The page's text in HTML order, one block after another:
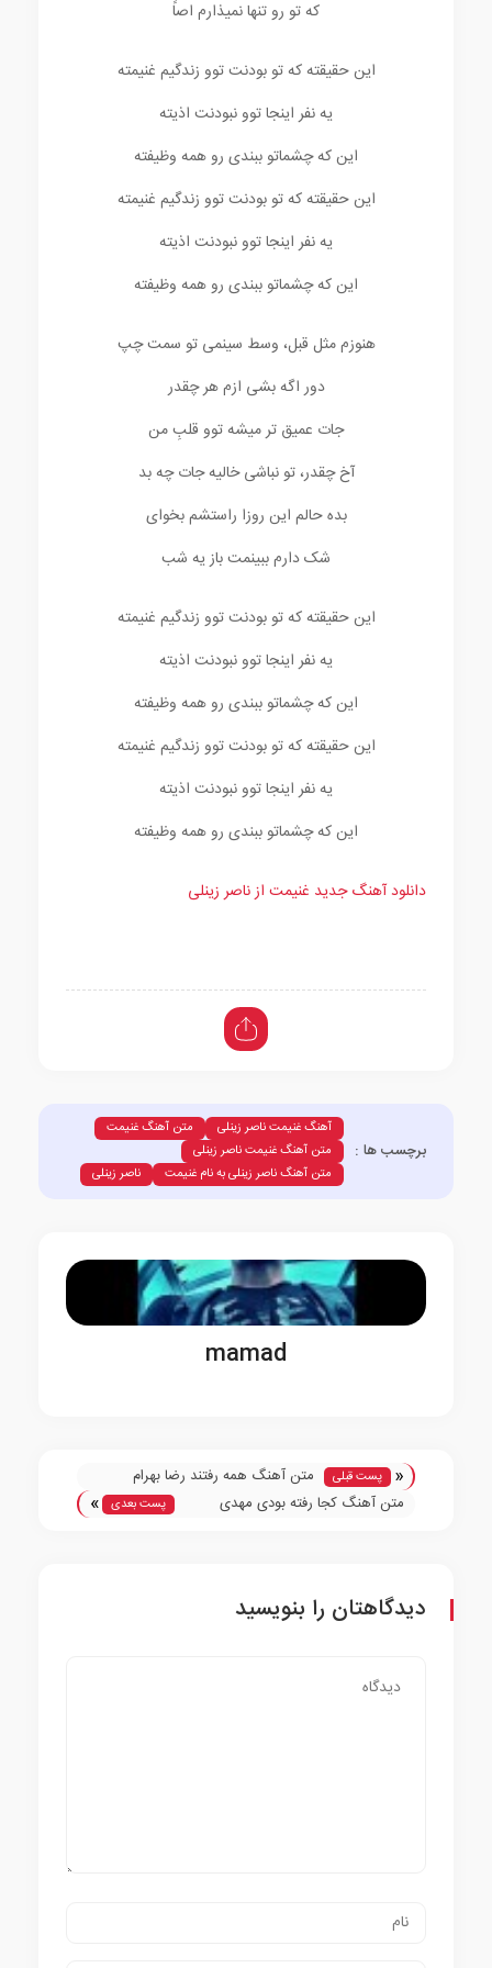
که تو رو تنها نمیذارم اصاً
این حقیقته که تو بودنت توو زندگیم غنیمته
یه نفر اینجا توو نبودنت اذیته
این که چشماتو ببندی رو همه وظیفته
این حقیقته که تو بودنت توو زندگیم غنیمته
یه نفر اینجا توو نبودنت اذیته
این که چشماتو ببندی رو همه وظیفته
هنوزم مثل قبل، وسط سینمی تو سمت چپ
دور اگه بشی ازم هر چقدر
جات عمیق تر میشه توو قلبِ من
آخ چقدر، تو نباشی خالیه جات چه بد
بده حالم این روزا راستشم بخوای
شک دارم ببینمت باز یه شب
این حقیقته که تو بودنت توو زندگیم غنیمته
یه نفر اینجا توو نبودنت اذیته
این که چشماتو ببندی رو همه وظیفته
این حقیقته که تو بودنت توو زندگیم غنیمته
یه نفر اینجا توو نبودنت اذیته
این که چشماتو ببندی رو همه وظیفته
دانلود آهنگ جدید غنیمت از ناصر زینلی
برچسب ها :
آهنگ غنیمت ناصر زینلی
متن آهنگ غنیمت
متن آهنگ غنیمت ناصر زینلی
متن آهنگ ناصر زینلی به نام غنیمت
ناصر زینلی
mamad
« پست قبلی
متن آهنگ همه رفتند رضا بهرام
متن آهنگ کجا رفته بودی مهدی
پست بعدی »
دیدگاهتان را بنویسید